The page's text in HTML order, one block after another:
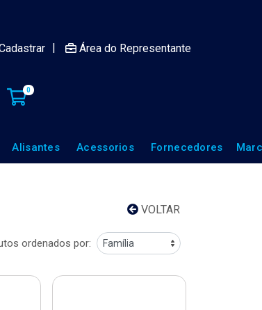
| Área do Representante
0
Alisantes Acessorios Fornecedores
VOLTAR
ordenados por: